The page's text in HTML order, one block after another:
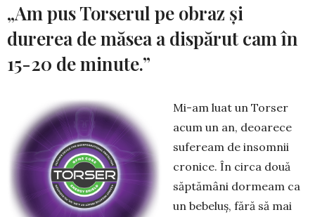
„Am pus Torserul pe obraz şi
durerea de măsea a dispărut cam în
15-20 de minute.”
Mi-am luat un Torser
acum un an, deoarece
sufeream de insomnii
cronice. În circa două
săptămâni dormeam ca
un bebeluş, fără să mai